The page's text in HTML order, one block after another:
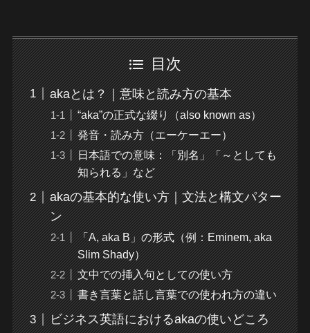
目次
akaとは？｜意味と読み方の基本
“aka”の正式な綴り（also known as）
発音・読み方（エーケーエー）
日本語での意味：「別名」「～としても
知られる」など
akaの基本的な使い方｜文法と構文パター
ン
「A, aka B」の形式（例：Eminem, aka
Slim Shady）
文中での挿入句としての使い方
書き言葉と話し言葉での使われ方の違い
ビジネス英語におけるakaの使いどころ